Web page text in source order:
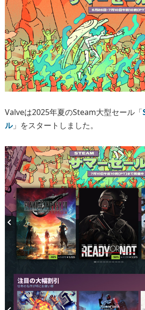
Valveは2025年夏のSteam大型セール「
ル」をスタートしました。